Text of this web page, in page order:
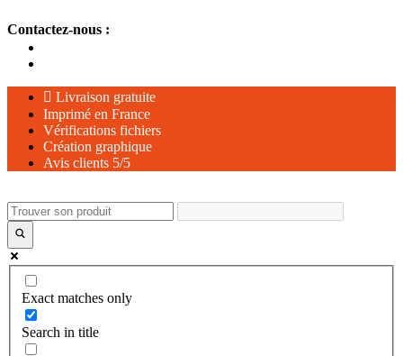
au
contenu
Contactez-nous :
Livraison gratuite
Imprimé en France
Vérifications fichiers
Création graphique
Avis clients 5/5
Exact matches only
Search in title